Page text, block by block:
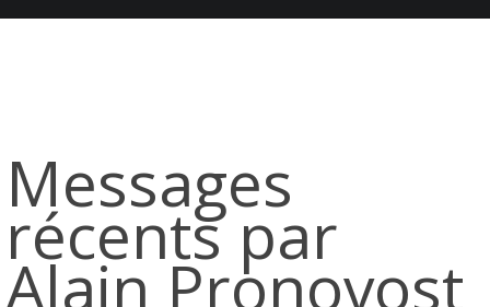
Messages
récents par
Alain Pronovost